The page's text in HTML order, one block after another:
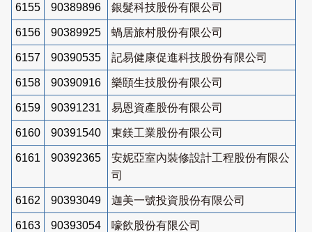
6155 90389896 銀髮科技股份有限公司
6156 90389925 蝸居旅村股份有限公司
6157 90390535 記易健康促進科技股份有限公司
6158 90390916 樂頤生技股份有限公司
6159 90391231 易恩資產股份有限公司
6160 90391540 東鎂工業股份有限公司
6161 90392365
安妮亞室內裝修設計工程股份有限公
司
6162 90393049 迦美一號投資股份有限公司
6163 90393054 嚎飲股份有限公司